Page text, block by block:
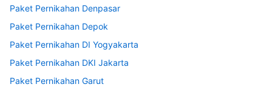
Paket Pernikahan Denpasar
Paket Pernikahan Depok
Paket Pernikahan DI Yogyakarta
Paket Pernikahan DKI Jakarta
Paket Pernikahan Garut